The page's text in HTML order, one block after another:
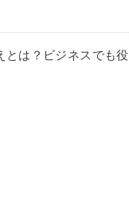
とは？ビジネスでも役